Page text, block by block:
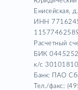
Енисейская,
ИНН
Расчетный
БИК
к/с
Банк: ПАО
Тел./факс: